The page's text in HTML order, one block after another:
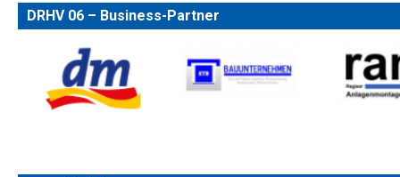
DRHV 06 – Business-Partner